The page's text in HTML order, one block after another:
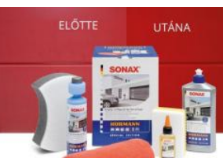
tisztítsd a kapukat
találkoztunk már azzal a problémával, amikor
felületeink elvesztették régi fényüket és
Ez különösen igaz, amikor modern design
ami gyakran speciális tisztítást igényel. Az
gyakran különleges technológiával készülnek,
is külön eljárásokat kíván. De hogyan kell